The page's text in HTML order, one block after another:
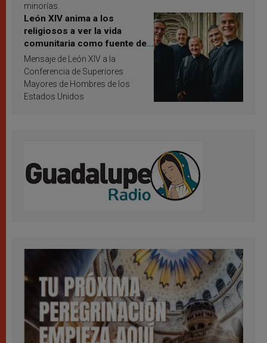
minorías.
León XIV anima a los
religiosos a ver la vida
comunitaria como fuente de
inspiración y santificación
Mensaje de León XIV a la
Conferencia de Superiores
Mayores de Hombres de los
Estados Unidos